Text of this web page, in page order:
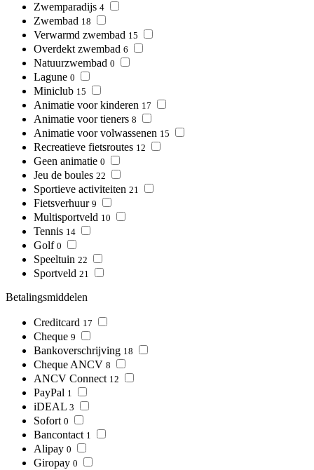
Zwemparadijs 4
Zwembad 18
Verwarmd zwembad 15
Overdekt zwembad 6
Natuurzwembad 0
Lagune 0
Miniclub 15
Animatie voor kinderen 17
Animatie voor tieners 8
Animatie voor volwassenen 15
Recreatieve fietsroutes 12
Geen animatie 0
Jeu de boules 22
Sportieve activiteiten 21
Fietsverhuur 9
Multisportveld 10
Tennis 14
Golf 0
Speeltuin 22
Sportveld 21
Betalingsmiddelen
Creditcard 17
Cheque 9
Bankoverschrijving 18
Cheque ANCV 8
ANCV Connect 12
PayPal 1
iDEAL 3
Sofort 0
Bancontact 1
Alipay 0
Giropay 0